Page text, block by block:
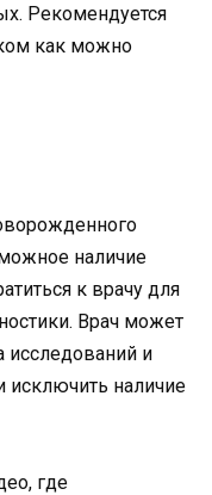
Рекомендуется
как можно
наличие
к врачу для
Врач может
исследований и
исключить наличие
где